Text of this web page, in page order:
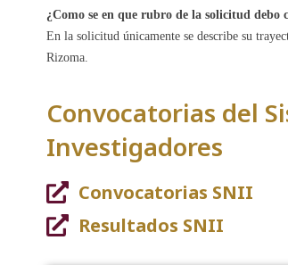
¿Como se en que rubro de la solicitud debo
En la solicitud únicamente se describe su
Rizoma.
Convocatorias del
Investigadores
Convocatorias SNII
Resultados SNII